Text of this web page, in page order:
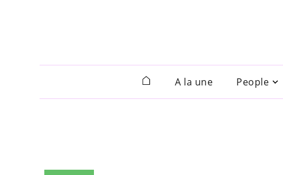
A la une People